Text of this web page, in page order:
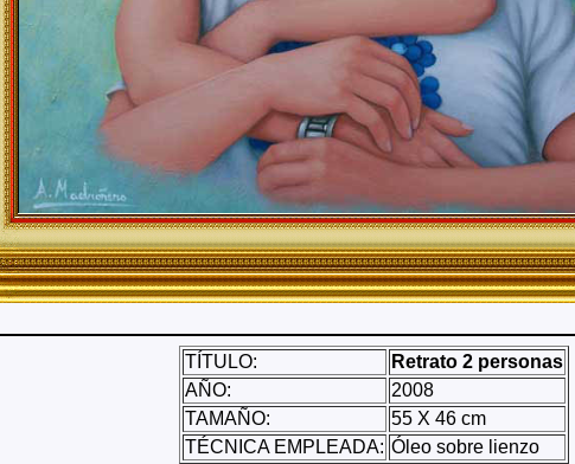
TÍTULO:
Retrato 2 personas
AÑO:
2008
TAMAÑO:
55 X 46 cm
TÉCNICA EMPLEADA: Óleo sobre lienzo